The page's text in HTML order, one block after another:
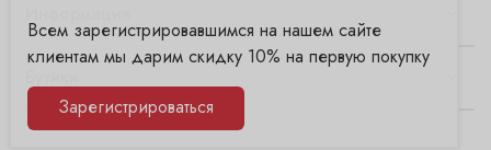
Всем зарегистрировавшимся на нашем сайте
клиентам мы дарим скидку 10% на первую покупку
Зарегистрироваться